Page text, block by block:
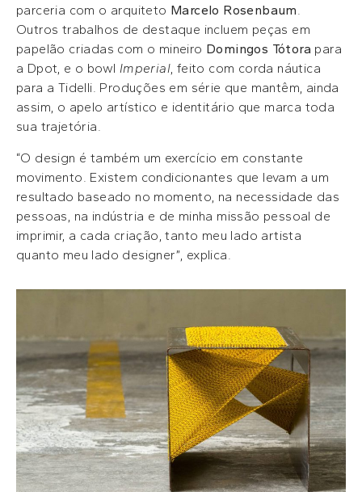
parceria com o arquiteto Marcelo Rosenbaum.
Outros trabalhos de destaque incluem peças em
papelão criadas com o mineiro Domingos Tótora para
a Dpot, e o bowl Imperial, feito com corda náutica
para a Tidelli. Produções em série que mantêm, ainda
assim, o apelo artístico e identitário que marca toda
sua trajetória.
“O design é também um exercício em constante
movimento. Existem condicionantes que levam a um
resultado baseado no momento, na necessidade das
pessoas, na indústria e de minha missão pessoal de
imprimir, a cada criação, tanto meu lado artista
quanto meu lado designer”, explica.